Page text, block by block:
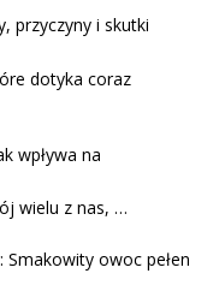
przyczyny i skutki
dotyka coraz
wpływa na
wielu z nas, …
Smakowity owoc pełen